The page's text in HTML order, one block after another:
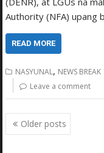
Authority (NFA) upang
READ MORE
NASYUNAL, NEWS BREAK
Leave a comment
Posts
navigation
Older posts